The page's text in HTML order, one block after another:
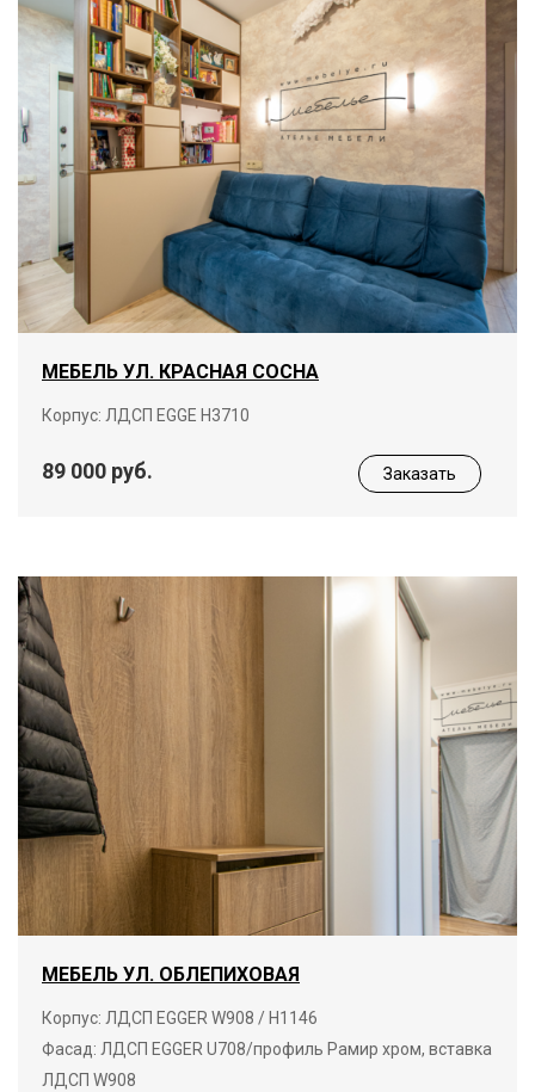
МЕБЕЛЬ УЛ. КРАСНАЯ СОСНА
Корпус: ЛДСП EGGE Н3710
89 000 руб. Заказать
МЕБЕЛЬ УЛ. ОБЛЕПИХОВАЯ
Корпус: ЛДСП EGGER W908 / H1146
Фасад: ЛДСП EGGER U708/профиль Рамир хром, вставка
ЛДСП W908